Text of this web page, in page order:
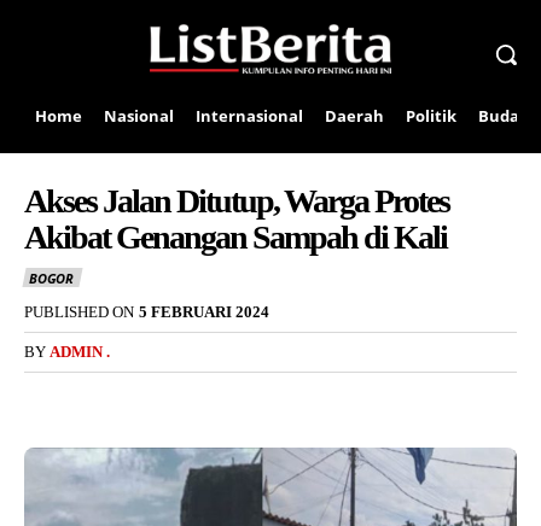
Home Nasional Internasional Daerah Politik Budaya
Akses Jalan Ditutup, Warga Protes
Akibat Genangan Sampah di Kali
BOGOR
PUBLISHED ON 5 FEBRUARI 2024
BY ADMIN .